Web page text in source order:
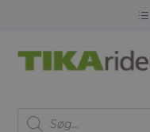
d
Products
search